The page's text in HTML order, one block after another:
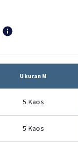
Ukuran M
5 Kaos
5 Kaos